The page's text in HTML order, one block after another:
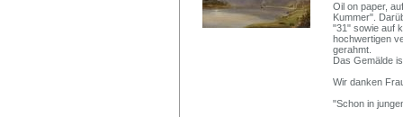
Oil on paper,
Kummer".
"31" sowie auf
hochwertigen
gerahmt.
Das Gemälde
Wir danken
"Schon in